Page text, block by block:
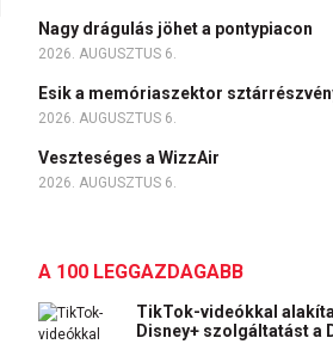
Nagy drágulás jöhet a pontypiacon
2026. AUGUSZTUS 6.
Esik a memóriaszektor
2026. AUGUSZTUS 6.
Veszteséges a WizzAir
2026. AUGUSZTUS 6.
A 100 LEGGAZDAGABB
TikTok-videókkal
Disney+ szolgáltatást a